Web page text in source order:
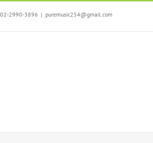
2990-3896 | puremusic254@gmail.com